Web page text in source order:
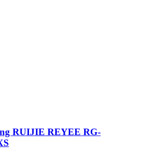
RUIJIE REYEE RG-